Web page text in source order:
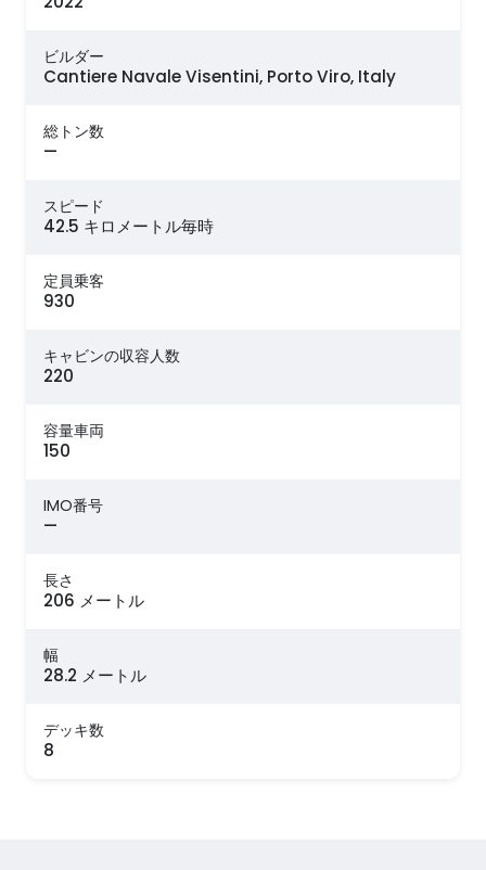
ビルダー
Cantiere Navale Visentini, Porto Viro, Italy
総トン数
—
スピード
42.5 キロメートル毎時
定員乗客
930
キャビンの収容人数
220
容量車両
150
IMO番号
—
長さ
206 メートル
幅
28.2 メートル
デッキ数
8